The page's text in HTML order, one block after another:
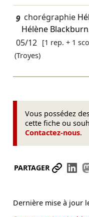
9 chorégraphie
Hélène Blackburn
05/12 [1 rep. + 1
(Troyes)
Vous possédez
cette fiche ou
Contactez-nous.
PARTAGER
Dernière mise à jour